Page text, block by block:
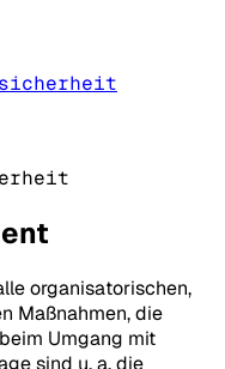
organisatorischen,
Maßnahmen, die
Umgang mit
sind u. a. die